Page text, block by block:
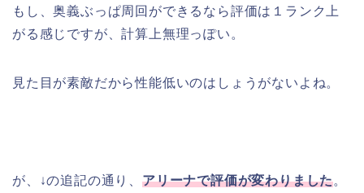
もし、奥義ぶっぱ周回ができるなら評価は１ランク上
がる感じですが、計算上無理っぽい。
見た目が素敵だから性能低いのはしょうがないよね。
が、↓の追記の通り、 アリーナで評価が変わりました。